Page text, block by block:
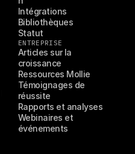
Intégrations
Bibliothèques
Statut
ENTREPRISE
Articles sur la
croissance
Ressources Mollie
Témoignages de
réussite
Rapports et analyses
Webinaires et
événements